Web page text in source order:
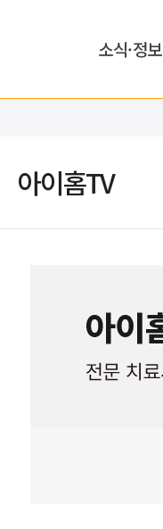
소식·정보
아이홈TV